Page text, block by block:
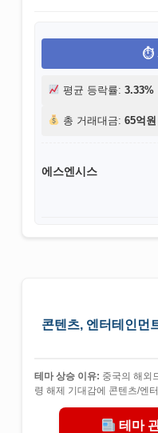
평균 등락률: 3.33%
총 거래대금: 65억원
에스엔시스
콘텐츠, 엔터테인먼
테마 상승 이유: 중국의 해외
령 해제 기대감에 콘텐츠/엔
테마